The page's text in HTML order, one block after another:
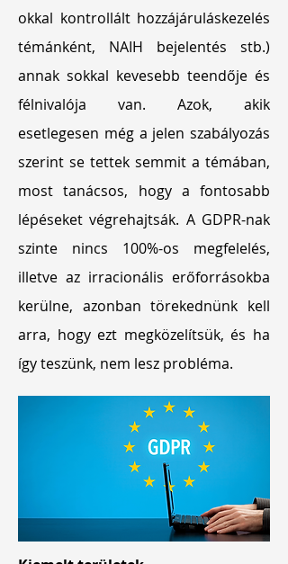
okkal kontrollált hozzájáruláskezelés
témánként, NAIH bejelentés stb.)
annak sokkal kevesebb teendője és
félnivalója van. Azok, akik
esetlegesen még a jelen szabályozás
szerint se tettek semmit a témában,
most tanácsos, hogy a fontosabb
lépéseket végrehajtsák. A GDPR-nak
szinte nincs 100%-os megfelelés,
illetve az irracionális erőforrásokba
kerülne, azonban törekednünk kell
arra, hogy ezt megközelítsük, és ha
így teszünk, nem lesz probléma.